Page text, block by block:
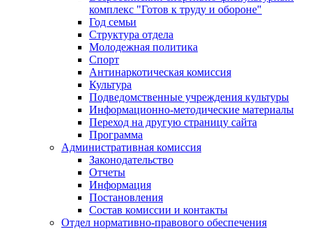
комплекс "Готов к труду и обороне"
Год семьи
Структура отдела
Молодежная политика
Спорт
Антинаркотическая комиссия
Культура
Подведомственные учреждения культуры
Информационно-методические материалы
Переход на другую страницу сайта
Программа
Административная комиссия
Законодательство
Отчеты
Информация
Постановления
Состав комиссии и контакты
Отдел нормативно-правового обеспечения